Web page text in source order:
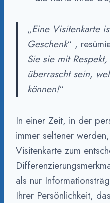
„Eine Visitenkarte
Geschenk“ ,
Sie sie mit
überrascht sein,
können!“
In einer Zeit, in der
immer seltener
Visitenkarte zum
als nur
Ihrer Persönlichkeit,